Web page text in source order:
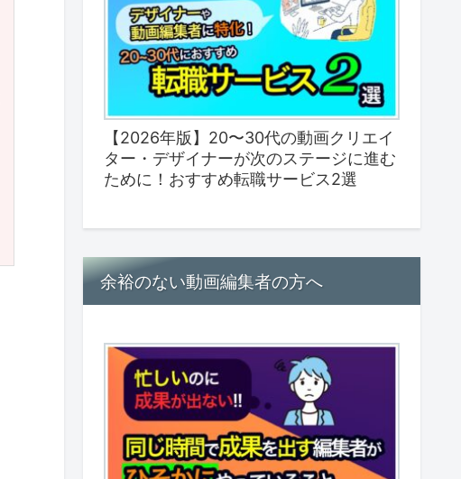
【2026年版】20〜30代の動画クリエイ
ター・デザイナーが次のステージに進む
ために！おすすめ転職サービス2選
余裕のない動画編集者の方へ